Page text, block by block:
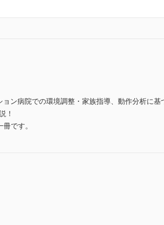
ン病院での環境調整・家族指導、動作分析に
！
です。